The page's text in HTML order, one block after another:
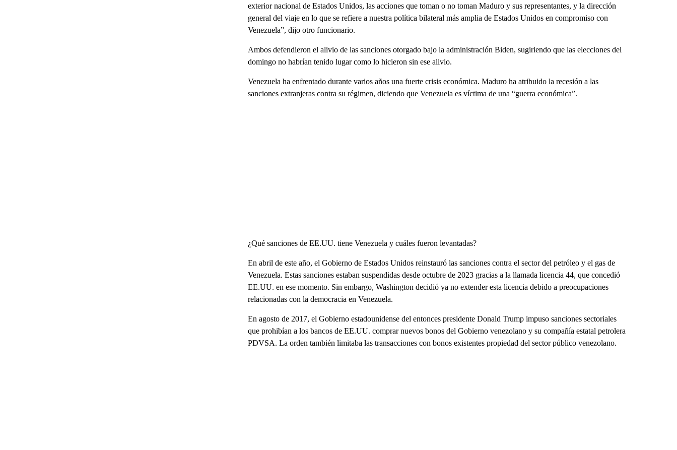
exterior nacional de Estados Unidos, las acciones que toman o no toman Maduro y sus representantes, y la dirección
general del viaje en lo que se refiere a nuestra política bilateral más amplia de Estados Unidos en compromiso con
Venezuela”, dijo otro funcionario.
Ambos defendieron el alivio de las sanciones otorgado bajo la administración Biden, sugiriendo que las elecciones del
domingo no habrían tenido lugar como lo hicieron sin ese alivio.
Venezuela ha enfrentado durante varios años una fuerte crisis económica. Maduro ha atribuido la recesión a las
sanciones extranjeras contra su régimen, diciendo que Venezuela es víctima de una “guerra económica”.
¿Qué sanciones de EE.UU. tiene Venezuela y cuáles fueron levantadas?
En abril de este año, el Gobierno de Estados Unidos reinstauró las sanciones contra el sector del petróleo y el gas de
Venezuela. Estas sanciones estaban suspendidas desde octubre de 2023 gracias a la llamada licencia 44, que concedió
EE.UU. en ese momento. Sin embargo, Washington decidió ya no extender esta licencia debido a preocupaciones
relacionadas con la democracia en Venezuela.
En agosto de 2017, el Gobierno estadounidense del entonces presidente Donald Trump impuso sanciones sectoriales
que prohibían a los bancos de EE.UU. comprar nuevos bonos del Gobierno venezolano y su compañía estatal petrolera
PDVSA. La orden también limitaba las transacciones con bonos existentes propiedad del sector público venezolano.